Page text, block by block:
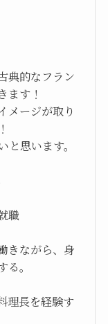
典的なフラン
ます！
メージが取り
思います。
職
きながら、身
。
理長を経験す